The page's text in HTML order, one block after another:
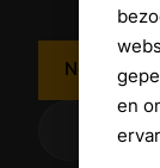
en
Neem